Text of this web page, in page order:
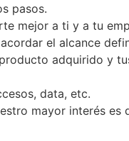
pasos.
mejor a ti y a tu
el alcance
adquirido y
data, etc.
mayor interés